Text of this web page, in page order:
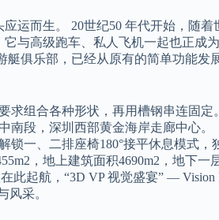
运而生。 20世纪50 年代开始，随
与高级跑车、私人飞机一起也正
俱乐部，已经从原有的简单功能
求组合各种形状，再用槽钢串连固定。
南段，深圳西部黄金海岸走廊中心。
一、二排座椅180°接平休息模式
，地上建筑面积4690m2，地下一
此起航，“3D VP 视觉盛宴” —
风采。